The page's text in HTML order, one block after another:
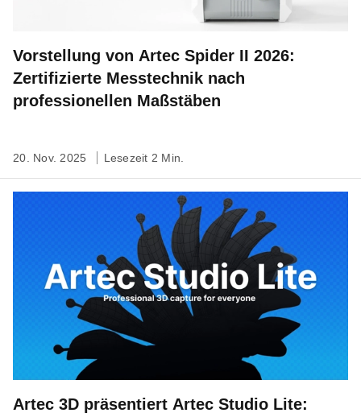
Vorstellung von Artec Spider II 2026:
Zertifizierte Messtechnik nach
professionellen Maßstäben
20. Nov. 2025 Lesezeit 2 Min.
Artec 3D präsentiert Artec Studio Lite: